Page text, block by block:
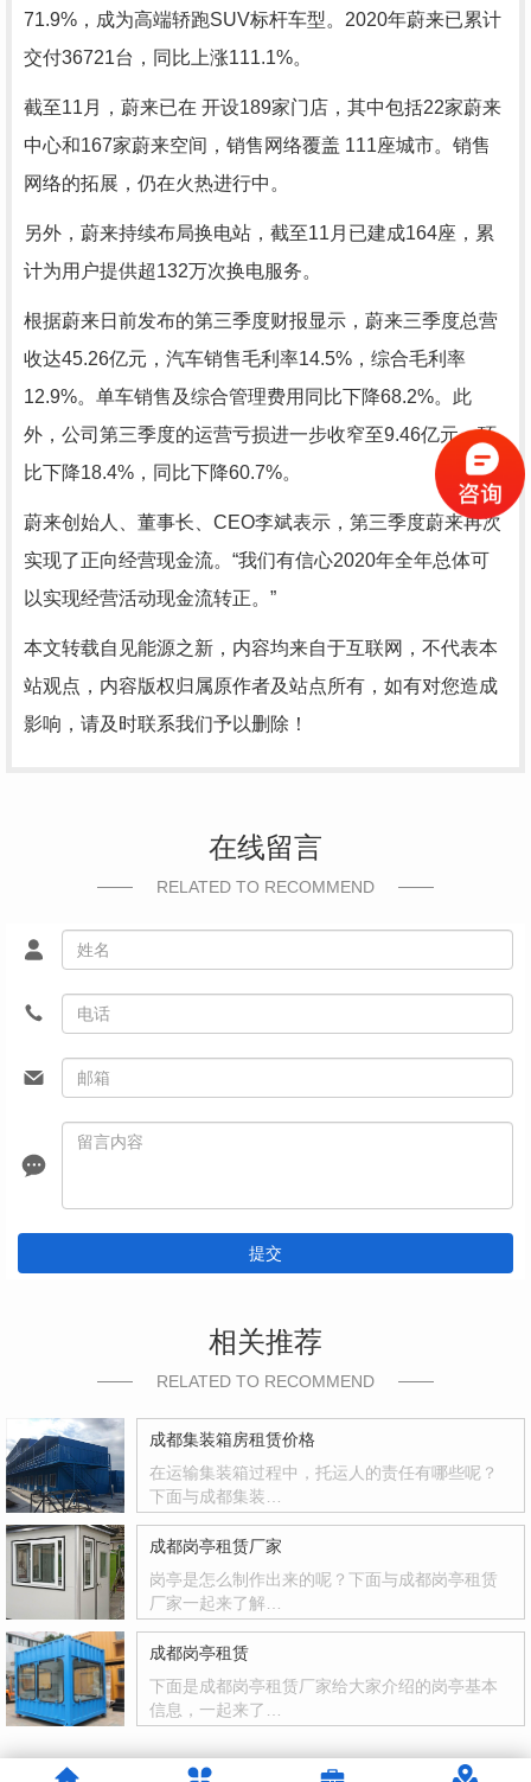
71.9%，成为高端轿跑SUV标杆车型。2020年蔚来已累计
交付36721台，同比上涨111.1%。
截至11月，蔚来已在 开设189家门店，其中包括22家蔚来
中心和167家蔚来空间，销售网络覆盖 111座城市。销售
网络的拓展，仍在火热进行中。
另外，蔚来持续布局换电站，截至11月已建成164座，累
计为用户提供超132万次换电服务。
根据蔚来日前发布的第三季度财报显示，蔚来三季度总营
收达45.26亿元，汽车销售毛利率14.5%，综合毛利率
12.9%。单车销售及综合管理费用同比下降68.2%。此
外，公司第三季度的运营亏损进一步收窄至9.46亿元，环
比下降18.4%，同比下降60.7%。
蔚来创始人、董事长、CEO李斌表示，第三季度蔚来再次
实现了正向经营现金流。“我们有信心2020年全年总体可
以实现经营活动现金流转正。”
本文转载自见能源之新，内容均来自于互联网，不代表本
站观点，内容版权归属原作者及站点所有，如有对您造成
影响，请及时联系我们予以删除！
在线留言
RELATED TO RECOMMEND
提交
相关推荐
RELATED TO RECOMMEND
成都集装箱房租赁价格
在运输集装箱过程中，托运人的责任有哪些呢？
下面与成都集装…
成都岗亭租赁厂家
岗亭是怎么制作出来的呢？下面与成都岗亭租赁
厂家一起来了解…
成都岗亭租赁
下面是成都岗亭租赁厂家给大家介绍的岗亭基本
信息，一起来了…